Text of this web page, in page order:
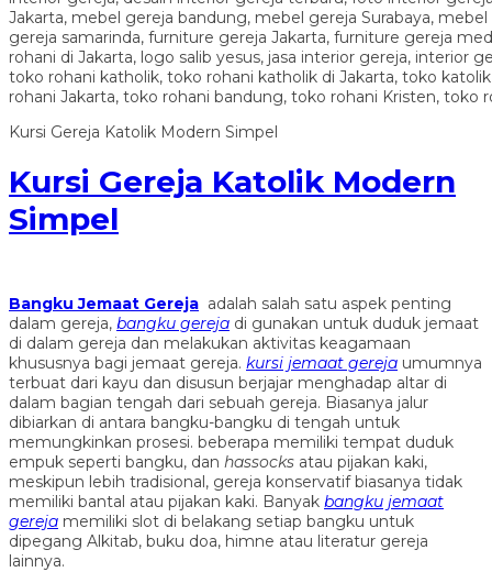
Kursi Gereja Katolik Modern Simpel
Kursi Gereja Katolik Modern
Simpel
Bangku Jemaat Gereja adalah salah satu aspek penting
dalam gereja, bangku gereja di gunakan untuk duduk jemaat
di dalam gereja dan melakukan aktivitas keagamaan
khususnya bagi jemaat gereja. kursi jemaat gereja umumnya
terbuat dari kayu dan disusun berjajar menghadap altar di
dalam bagian tengah dari sebuah gereja. Biasanya jalur
dibiarkan di antara bangku-bangku di tengah untuk
memungkinkan prosesi. beberapa memiliki tempat duduk
empuk seperti bangku, dan hassocks atau pijakan kaki,
meskipun lebih tradisional, gereja konservatif biasanya tidak
memiliki bantal atau pijakan kaki. Banyak bangku jemaat
gereja memiliki slot di belakang setiap bangku untuk
dipegang Alkitab, buku doa, himne atau literatur gereja
lainnya.